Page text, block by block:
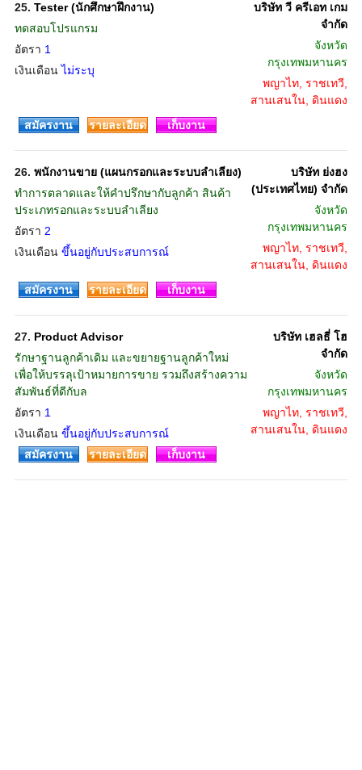
25. Tester (นักศึกษาฝึกงาน)
ทดสอบโปรแกรม
อัตรา 1
เงินเดือนไม่ระบุ
บริษัท วี ครีเอท เกม
จำกัด
จังหวัด
กรุงเทพมหานคร
พญาไท, ราชเทวี,
สานเสนใน, ดินแดง
สมัครงาน
รายละเอียด เก็บงาน
26. พนักงานขาย (แผนกรอกและระบบลำเลียง)
ทำการตลาดและให้คำปรึกษากับลูกค้า สินค้า
ประเภทรอกและระบบลำเลียง
อัตรา 2
เงินเดือน ขึ้นอยู่กับประสบการณ์
บริษัท ย่งฮง
(ประเทศไทย) จำกัด
จังหวัด
กรุงเทพมหานคร
พญาไท, ราชเทวี,
สานเสนใน, ดินแดง
สมัครงาน
รายละเอียด เก็บงาน
27. Product Advisor
รักษาฐานลูกค้าเดิม และขยายฐานลูกค้าใหม่
เพื่อให้บรรลุเป้าหมายการขาย รวมถึงสร้างความ
สัมพันธ์ที่ดีกับล
อัตรา 1
เงินเดือน ขึ้นอยู่กับประสบการณ์
บริษัท เฮลธี่ โฮ
จำกัด
จังหวัด
กรุงเทพมหานคร
พญาไท, ราชเทวี,
สานเสนใน, ดินแดง
สมัครงาน
รายละเอียด เก็บงาน